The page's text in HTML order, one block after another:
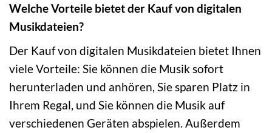
Welche Vorteile bietet der Kauf von digitalen
Musikdateien?
Der Kauf von digitalen Musikdateien bietet Ihnen
viele Vorteile: Sie können die Musik sofort
herunterladen und anhören, Sie sparen Platz in
Ihrem Regal, und Sie können die Musik auf
verschiedenen Geräten abspielen. Außerdem